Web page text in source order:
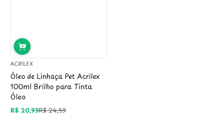
ACRILEX
Óleo de Linhaça Pet Acrilex
100ml Brilho para Tinta
Óleo
Preço
R$ 20,99
Preço
R$ 24,59